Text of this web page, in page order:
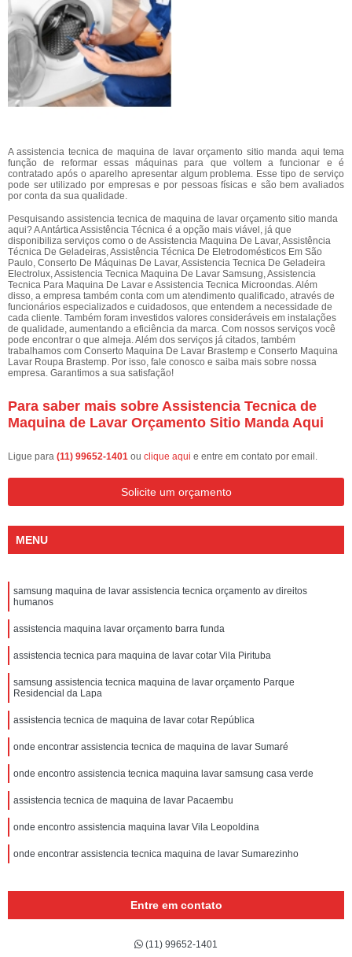
A assistencia tecnica de maquina de lavar orçamento sitio manda aqui tema
função de reformar essas máquinas para que voltem a funcionar e é
contratado após o aparelho apresentar algum problema. Esse tipo de serviço
pode ser utilizado por empresas e por pessoas físicas e são bem avaliados
por conta da sua qualidade.
Pesquisando assistencia tecnica de maquina de lavar orçamento sitio manda
aqui? A Antártica Assistência Técnica é a opção mais viável, já que
disponibiliza serviços como o de Assistencia Maquina De Lavar, Assistência
Técnica De Geladeiras, Assistência Técnica De Eletrodomésticos Em São
Paulo, Conserto De Máquinas De Lavar, Assistencia Tecnica De Geladeira
Electrolux, Assistencia Tecnica Maquina De Lavar Samsung, Assistencia
Tecnica Para Maquina De Lavar e Assistencia Tecnica Microondas. Além
disso, a empresa também conta com um atendimento qualificado, através de
funcionários especializados e cuidadosos, que entendem a necessidade de
cada cliente. Também foram investidos valores consideráveis em instalações
de qualidade, aumentando a eficiência da marca. Com nossos serviços você
pode encontrar o que almeja. Além dos serviços já citados, também
trabalhamos com Conserto Maquina De Lavar Brastemp e Conserto Maquina
Lavar Roupa Brastemp. Por isso, fale conosco e saiba mais sobre nossa
empresa. Garantimos a sua satisfação!
Para saber mais sobre Assistencia Tecnica de
Maquina de Lavar Orçamento Sitio Manda Aqui
Ligue para (11) 99652-1401 ou clique aqui e entre em contato por email.
Solicite um orçamento
MENU
samsung maquina de lavar assistencia tecnica orçamento av direitos
humanos
assistencia maquina lavar orçamento barra funda
assistencia tecnica para maquina de lavar cotar Vila Pirituba
samsung assistencia tecnica maquina de lavar orçamento Parque
Residencial da Lapa
assistencia tecnica de maquina de lavar cotar República
onde encontrar assistencia tecnica de maquina de lavar Sumaré
onde encontro assistencia tecnica maquina lavar samsung casa verde
assistencia tecnica de maquina de lavar Pacaembu
onde encontro assistencia maquina lavar Vila Leopoldina
onde encontrar assistencia tecnica maquina de lavar Sumarezinho
Entre em contato
(11) 99652-1401